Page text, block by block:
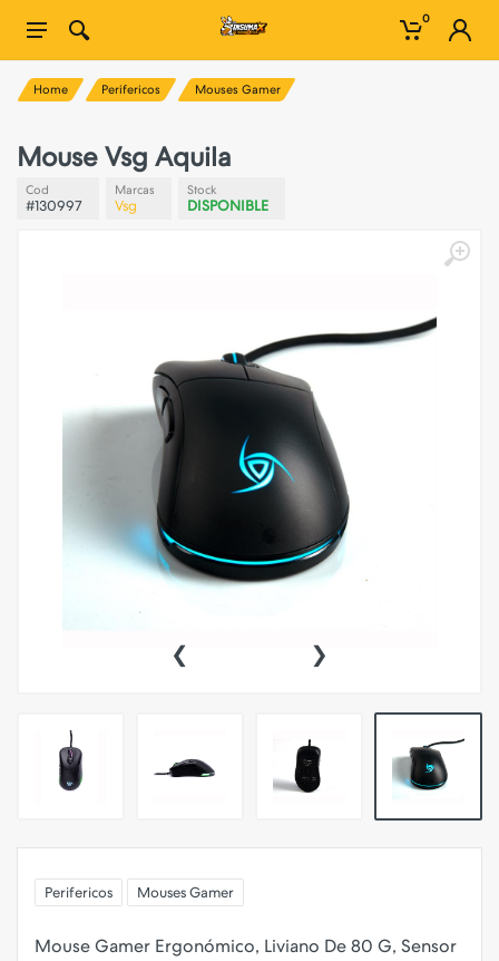
0
Home Perifericos Mouses Gamer
Mouse Vsg Aquila
Cod
#130997
Marcas
Vsg
Stock
DISPONIBLE
‹ ›
Perifericos Mouses Gamer
Mouse Gamer Ergonómico, Liviano De 80 G, Sensor